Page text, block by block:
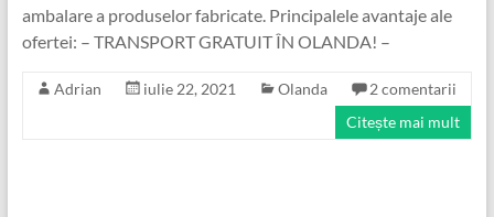
ambalare a produselor fabricate. Principalele avantaje ale
ofertei: – TRANSPORT GRATUIT ÎN OLANDA! –
Adrian iulie 22, 2021 Olanda
2 comentarii
Citește mai mult